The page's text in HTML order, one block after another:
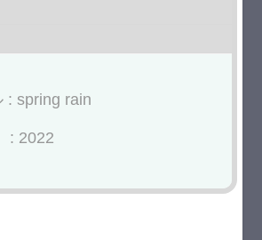
: spring rain
2022